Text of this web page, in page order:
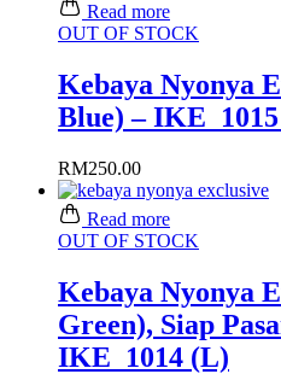
Read more
OUT OF STOCK
Kebaya Nyonya
Blue) –
RM250.00
Read more
OUT OF STOCK
Kebaya Nyonya
Green), Siap
IKE_1014 (L)